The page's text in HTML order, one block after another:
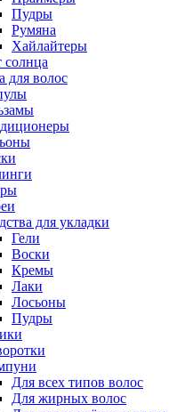
Пудры
Румяна
Хайлайтеры
солнца
для волос
для укладки
Гели
Воски
Кремы
Лаки
Лосьоны
Пудры
Для всех типов волос
Для жирных волос